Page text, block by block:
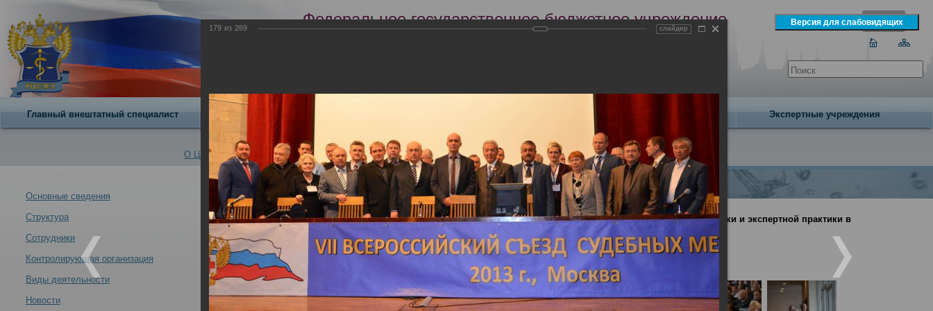
Федеральное государственное бюджетное учреждение
Российский центр судебно-медицинской экспертизы
Главный внештатный специалист О центре Научная деятельность Образование Экспертные учреждения
О Центре -
Новости -
VII Всероссийский съезд судебных медиков "Задачи
Основные сведения
Структура
Сотрудники
Контролирующая организация
Виды деятельности
Новости
Альбомы
VII Всероссийский съезд судебных медиков "Задачи и пути совершенствования судебно-медицинской науки и экспертной практики в
современных условиях"
21.10.2013
Москва 21-24 октября 2013 года
179 из 269 слайдер